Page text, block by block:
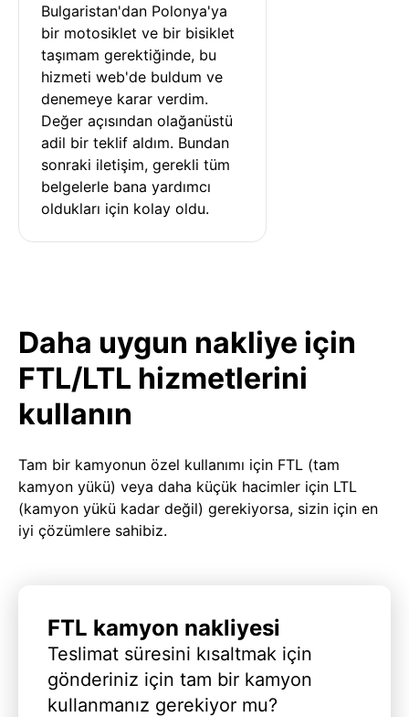
Bulgaristan'dan Polonya'ya
bir motosiklet ve bir bisiklet
taşımam gerektiğinde, bu
hizmeti web'de buldum ve
denemeye karar verdim.
Değer açısından olağanüstü
adil bir teklif aldım. Bundan
sonraki iletişim, gerekli tüm
belgelerle bana yardımcı
oldukları için kolay oldu.
Daha uygun nakliye için
FTL/LTL hizmetlerini
kullanın
Tam bir kamyonun özel kullanımı için FTL (tam
kamyon yükü) veya daha küçük hacimler için LTL
(kamyon yükü kadar değil) gerekiyorsa, sizin için en
iyi çözümlere sahibiz.
FTL kamyon nakliyesi
Teslimat süresini kısaltmak için
gönderiniz için tam bir kamyon
kullanmanız gerekiyor mu?